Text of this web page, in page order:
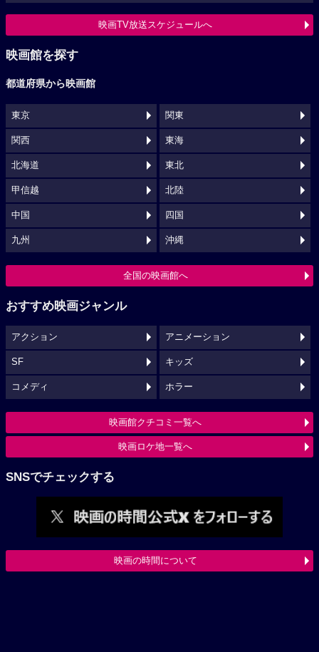
映画TV放送スケジュールへ
映画館を探す
都道府県から映画館
東京 関東
関西 東海
北海道 東北
甲信越 北陸
中国 四国
九州 沖縄
全国の映画館へ
おすすめ映画ジャンル
アクション アニメーション
SF キッズ
コメディ ホラー
映画館クチコミ一覧へ
映画ロケ地一覧へ
SNSでチェックする
映画の時間について